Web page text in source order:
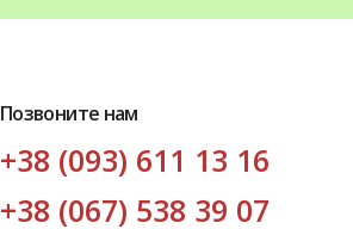
Позвоните нам
+38 (093) 611 13 16
+38 (067) 538 39 07